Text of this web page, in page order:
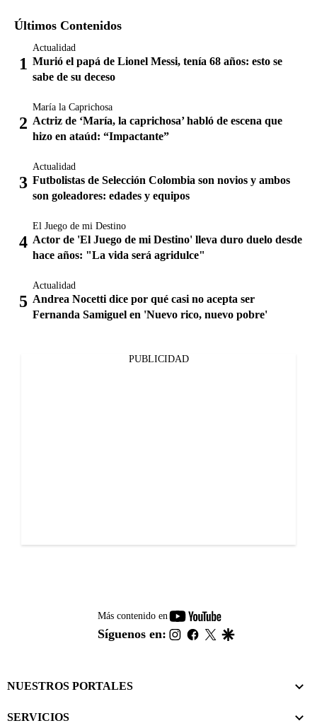
Últimos Contenidos
Actualidad
Murió el papá de Lionel Messi, tenía 68 años: esto se
sabe de su deceso
María la Caprichosa
Actriz de ‘María, la caprichosa’ habló de escena que
hizo en ataúd: “Impactante”
Actualidad
Futbolistas de Selección Colombia son novios y ambos
son goleadores: edades y equipos
El Juego de mi Destino
Actor de 'El Juego de mi Destino' lleva duro duelo desde
hace años: "La vida será agridulce"
Actualidad
Andrea Nocetti dice por qué casi no acepta ser
Fernanda Samiguel en 'Nuevo rico, nuevo pobre'
PUBLICIDAD
Más contenido en
youtube-
footer
Síguenos en: instagram
facebook
twitter
NUESTROS PORTALES
SERVICIOS